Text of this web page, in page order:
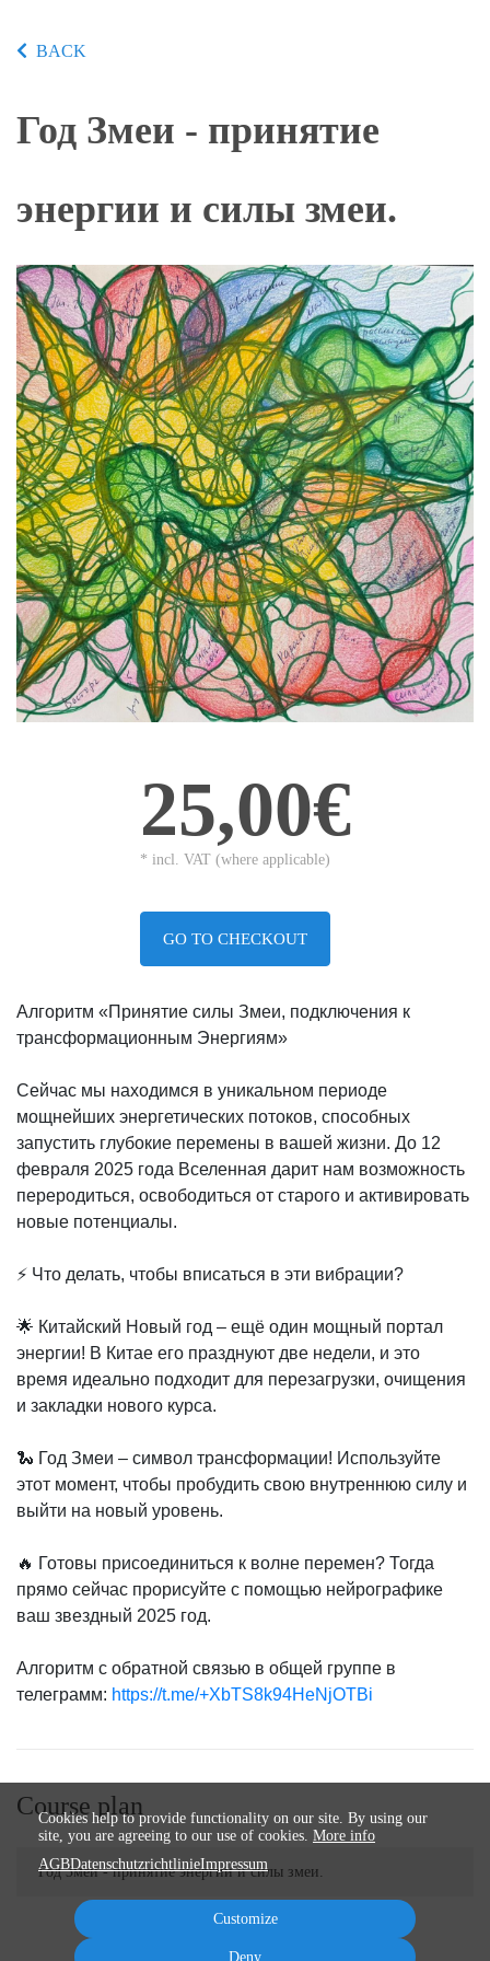
BACK
Год Змеи - принятие
энергии и силы змеи.
25,00€
* incl. VAT (where applicable)
GO TO CHECKOUT
Алгоритм «Принятие силы Змеи, подключения к
трансформационным Энергиям»
Сейчас мы находимся в уникальном периоде
мощнейших энергетических потоков, способных
запустить глубокие перемены в вашей жизни. До 12
февраля 2025 года Вселенная дарит нам возможность
переродиться, освободиться от старого и активировать
новые потенциалы.
⚡ Что делать, чтобы вписаться в эти вибрации?
🌟 Китайский Новый год – ещё один мощный портал
энергии! В Китае его празднуют две недели, и это
время идеально подходит для перезагрузки, очищения
и закладки нового курса.
🐍 Год Змеи – символ трансформации! Используйте
этот момент, чтобы пробудить свою внутреннюю силу и
выйти на новый уровень.
🔥 Готовы присоединиться к волне перемен? Тогда
прямо сейчас прорисуйте с помощью нейрографике
ваш звездный 2025 год.
Алгоритм с обратной связью в общей группе в
телеграмм: https://t.me/+XbTS8k94HeNjOTBi
Course plan
Год Змеи - принятие энергии и силы змеи.
Cookies help to provide functionality on our site. By using our
site, you are agreeing to our use of cookies. More info
AGBDatenschutzrichtlinieImpressum
Customize
Deny